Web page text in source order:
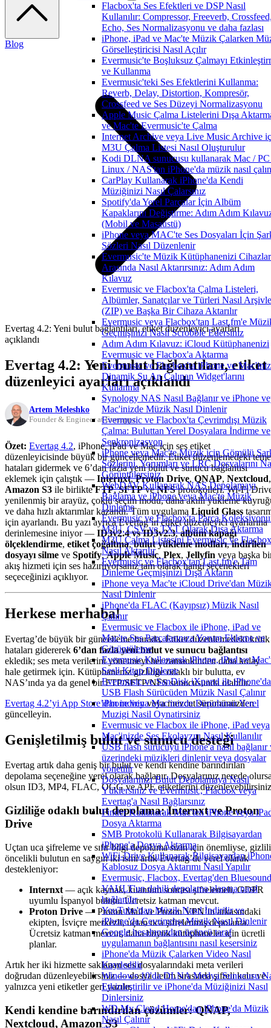
Flacbox'ta Ses Efektleri ve DSP Nasıl
Kullanılır: Compressor, Freeverb,
Echo, Ses Normalizasyonu ve daha fazlası
iPhone, iPad ve Mac'te Müzik Çalarken
Görselleştiricisi Nasıl Açılır
Evermusic'te Boşluksuz Çalmayı
ve Kullanma
Evermusic'teki Ses Efektlerini Kullanma:
Reverb, Delay, Distortion, Kompresör,
Crossfeed ve Ses Düzeyi Normalizasyonu
Apple Music Çalma Listelerini Dışa
ve Mac'te Evermusic'te Çalma
Internet Archive veya Live Music Archive
M3U Çalma Listesi Nasıl Oluşturulur
Kodi DLNA sunucusu kullanarak Mac /
Linux / NAS'tan iPhone'da müzik nasıl
CarPlay Kullanarak iPhone'da Kendi
Müziğinizi Nasıl Çalarsınız
Spotify'da Yerel Parçalar İçin Albüm
Kapaklarını Değiştirme: Adım Adım
(Mobil ve Masaüstü)
iPhone veya MAC'te Ses Dosyaları İçin
Sözleri Nasıl Düzenlenir
Evermusic'te Müzik Kütüphanenizi Cihazlar
Arasında Nasıl Aktarırsınız: Adım Adım
Kılavuz
Evermusic ve Flacbox'ta Çalma Listeleri,
Albümler, Sanatçılar ve Türleri Nasıl
(ZIP) ve Başka Bir Cihaza Aktarılır
Evermusic veya Flacbox'tan Last.fm'e
Geçmişinizi Nasıl Scrobble Edersiniz
Adım Adım Kılavuz: iCloud Kütüphanenizi
Evermusic ve Flacbox'a Aktarma
Evermusic ve Flacbox'ta iPhone ve
Dinamik Şu An Çalınan Widget'larını
Kullanma
Synology NAS Nasıl Bağlanır ve iPhone
Mac'inizde Müzik Nasıl Dinlenir
Evermusic ve Flacbox'ta Çevrimdışı Müzik
Çalma: Buluttan Yerel Dosyalara İndirme ve
Senkronizasyon
iPhone veya Mac'te Müzik için Gömülü
Sözlerini, Yorumları ve LRC Dosyalarını
Görüntülersiniz
WebDAV Kullanarak NAS Depolamayı
Bağlama ve iPhone veya Mac'te Müzik
Dinleme
Evermusic ve Flacbox'ta Parça
M3U, CSV ve TXT Olarak Dışa Aktarma
M3U Çalma Listesini Evermusic ve
Nasıl Aktarılır
Evermusic ve Flacbox'tan Last.fm'e Tam
Dinleme Geçmişinizi Dışa Aktarın
iPhone veya Mac'te iCloud Drive'dan
Nasıl Dinlenir
iPhone'da FLAC (Kayıpsız) Müzik Nasıl
Çalınır
Evermusic ve Flacbox ile iPhone, iPad ve
Mac'te Ses Parçalarınıza Yorum Ekleme ve
Görüntüleme
Evermusic Kullanarak iPhone, iPad ve
Sesli Kitap Dinleme
Evermusic ve SanDisk iXpand ile iPhone'da
USB Flash Sürücüden Müzik Nasıl Çalınır
iPhone veya Mac'inizde Depolanan Yerel
Muzigi Nasil Oynatirsiniz
Evermusic ve Flacbox ile iPhone, iPad veya
Mac'inizde Ses Ekolayzırı Nasıl Kullanılır
USB flash sürücüyü iPhone'a nasıl bağlanır
üzerindeki müzikleri dinlenir veya dosyalar
yönetilir
Dosyalarınızı Bulut Depolamaya Nasıl
Yüklersiniz ve Evermusic, Flacbox veya
Evertag'a Nasıl Bağlarsınız
Finder Kullanarak Mac'ten iPhone veya
Dosya Aktarma
SMB Protokolü Kullanarak Bilgisayardan
iPhone'a Dosya Aktarma
WiFi-Drive Kullanarak Bilgisayardan
Kablosuz Dosya Aktarımı Nasıl Yapılır
Evermusic, Flacbox, Evertag'den Bluesound
VAULT'un dahili depolama alanına nasıl
bağlanılır
YouTube'dan Müzik Nasıl İndirilir ve
iPhone'da Çevrimdışı Müzik Nasıl Dinlenir
Google hesabınızdan üçüncü taraf
uygulamanın bağlantısını nasıl kesersiniz
iPhone'da Müzik Çalarken Video Nasıl
Kaydedilir
Windows 10'da DLNA Medya Sunucusu
Etkinleştirilir ve iPhone'da Müziğinizi Nasıl
Dinlersiniz
WD My Cloud Home'dan iPhone'da Müzik
Nasıl Çalınır
Blog
Evertag 4.2: Yeni bulut bağlantıları, etiket düzenleyici ayarları
açıklandı
Evertag 4.2: Yeni bulut bağlantıları, etiket
düzenleyici ayarları açıklandı
Artem Meleshko
Founder & Engineer at Everappz
Özet: Evertag 4.2, iPhone, iPad ve Mac için ses etiket
düzenleyicisinde büyük bir güncellemedir. Etiket düzenlemedeki
hataları gidermek ve 6’dan fazla yeni bulut ve sunucu bağlantısı
eklemek için çalıştık — Internxt,Proton Drive, QNAP, Nextcloud,
Amazon S3 ile birlikteFTP,SFTPveNFSprotokolleri. Wi-Fi
yenilenmiş bir arayüz, çoklu seçim modu, daha akıllı yükleme
ve daha hızlı aktarımlar kazandı. Tüm uygulama Liquid Glass
için ayarlandı. Bu yazı ayrıca Evertag’in etiket düzenleyici ayarlarına
derinlemesine iniyor — ID3v2.4 vs ID3v2.3,albüm kapağı
ölçeklendirme, etiket çoğaltma,bulut yükleme modları,indirilen
dosyayı silme ve Spotify,Apple Music, Plex, Jellyfin veya başka
akış hizmeti için ses hazırlıyorsanız tam olarak hangi seçenekleri
seçeceğinizi açıklıyor.
Herkese merhaba!
Evertag’de büyük bir güncelleme burada. Etiket düzenlemedeki kritik
hataları gidererek 6’dan fazla yeni bulut ve sunucu bağlantısı
ekledik; ses meta verilerini yönetmeyi her zamankinden daha kolay
hale getirmek için. Kütüphaneniz gizliliğe odaklı bir bulutta, ev
NAS’ında ya da genel bir FTP/SFTP/NFS sunucusunda olabilir.
Evertag 4.2’yi App Store’dan indirinveya mevcut sürümünüzden
güncelleyin.
Genişletilmiş bulut ve sunucu desteği
Evertag artık daha geniş bir bulut ve kendi kendine barındırılan
depolama seçeneğine yerel olarak bağlanır. Dosyalarınız nerede
olsun ID3, MP4, FLAC, OGG ve APE etiketlerini
Gizliliğe odaklı bulut depolama: Internxt ve Proton
Drive
Uçtan uca şifreleme ve sıfır bilgi depolama sizin için önemliyse,
öncelikli bulutun en saygın iki ismi artık Evertag’de yerel olarak
destekleniyor:
Internxt — açık kaynak, kuantum sonrası şifrelemeli, GDPR
uyumlu İspanyol bulutu. Ücretsiz katman mevcut.
Proton Drive — Proton Mail ve Proton VPN’in arkasındaki
ekipten, İsviçre merkezli, uçtan uca şifrelenmiş depolama.
Ücretsiz katman mevcut, daha büyük kütüphaneler için ücretli
planlar.
Artık her iki hizmette saklanan ses dosyalarındaki meta verileri
doğrudan düzenleyebilirsiniz — dosya iletim sırasında şifreli kalır ve
yalnızca yeni etiketler geri yazılır.
Kendi kendine barındırılan çözümler: QNAP,
Nextcloud, Amazon S3